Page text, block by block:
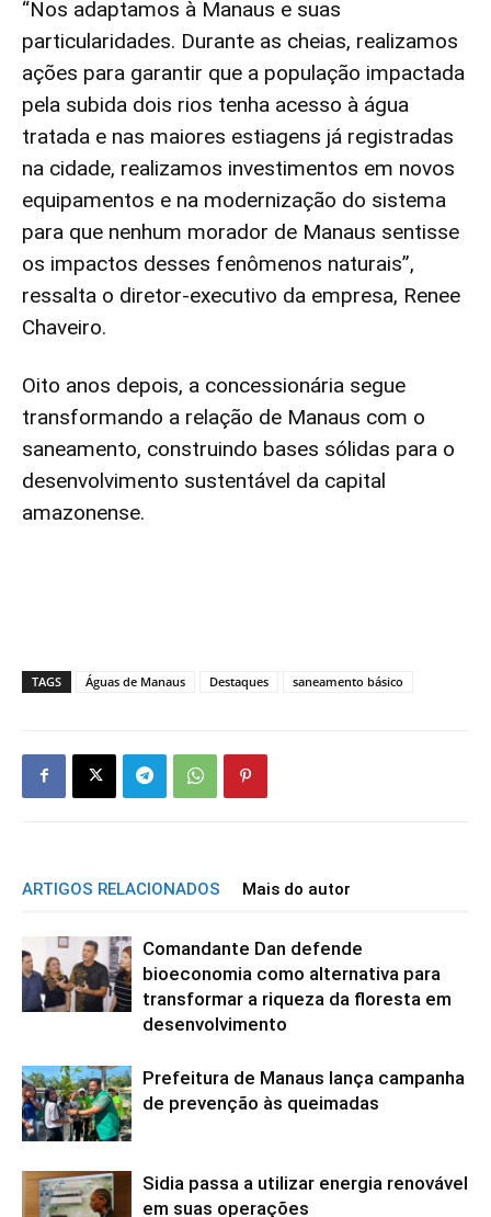
“Nos adaptamos à Manaus e suas
particularidades. Durante as cheias, realizamos
ações para garantir que a população impactada
pela subida dois rios tenha acesso à água
tratada e nas maiores estiagens já registradas
na cidade, realizamos investimentos em novos
equipamentos e na modernização do sistema
para que nenhum morador de Manaus sentisse
os impactos desses fenômenos naturais”,
ressalta o diretor-executivo da empresa, Renee
Chaveiro.
Oito anos depois, a concessionária segue
transformando a relação de Manaus com o
saneamento, construindo bases sólidas para o
desenvolvimento sustentável da capital
amazonense.
TAGS Águas de Manaus Destaques saneamento básico
ARTIGOS RELACIONADOS Mais do autor
Comandante Dan defende
bioeconomia como alternativa para
transformar a riqueza da floresta em
desenvolvimento
Prefeitura de Manaus lança campanha
de prevenção às queimadas
Sidia passa a utilizar energia renovável
em suas operações